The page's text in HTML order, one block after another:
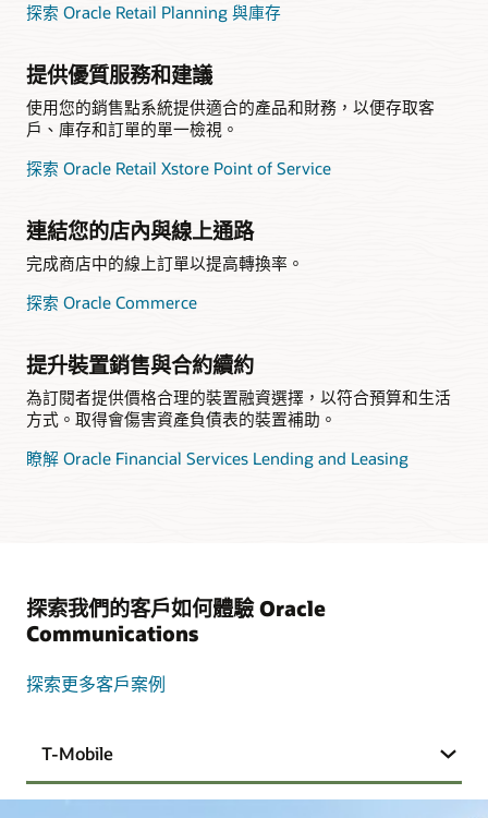
探索 Oracle Retail Planning 與庫存
提供優質服務和建議
使用您的銷售點系統提供適合的產品和財務，以便存取客
戶、庫存和訂單的單一檢視。
探索 Oracle Retail Xstore Point of Service
連結您的店內與線上通路
完成商店中的線上訂單以提高轉換率。
探索 Oracle Commerce
提升裝置銷售與合約續約
為訂閱者提供價格合理的裝置融資選擇，以符合預算和生活
方式。取得會傷害資產負債表的裝置補助。
瞭解 Oracle Financial Services Lending and Leasing
探索我們的客戶如何體驗 Oracle
Communications
探索更多客戶案例
T-Mobile